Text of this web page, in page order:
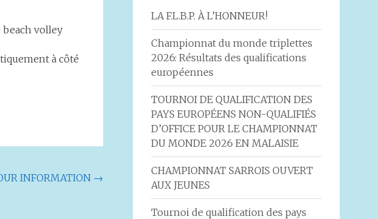
beach volley
à côté
INFORMATION →
LA F.L.B.P. À L’HONNEUR!
Championnat du monde triplettes
2026: Résultats des qualifications
européennes
TOURNOI DE QUALIFICATION DES
PAYS EUROPÉENS NON-QUALIFIÉS
D’OFFICE POUR LE CHAMPIONNAT
DU MONDE 2026 EN MALAISIE
CHAMPIONNAT SARROIS OUVERT
AUX JEUNES
Tournoi de qualification des pays